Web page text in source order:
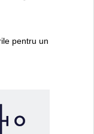
pentru un